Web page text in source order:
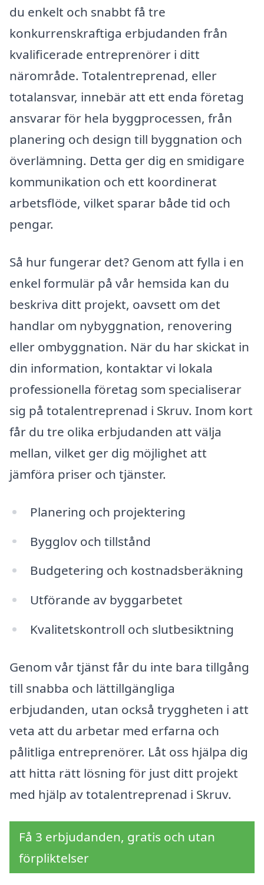
du enkelt och snabbt få tre
konkurrenskraftiga erbjudanden från
kvalificerade entreprenörer i ditt
närområde. Totalentreprenad, eller
totalansvar, innebär att ett enda företag
ansvarar för hela byggprocessen, från
planering och design till byggnation och
överlämning. Detta ger dig en smidigare
kommunikation och ett koordinerat
arbetsflöde, vilket sparar både tid och
pengar.
Så hur fungerar det? Genom att fylla i en
enkel formulär på vår hemsida kan du
beskriva ditt projekt, oavsett om det
handlar om nybyggnation, renovering
eller ombyggnation. När du har skickat in
din information, kontaktar vi lokala
professionella företag som specialiserar
sig på totalentreprenad i Skruv. Inom kort
får du tre olika erbjudanden att välja
mellan, vilket ger dig möjlighet att
jämföra priser och tjänster.
Planering och projektering
Bygglov och tillstånd
Budgetering och kostnadsberäkning
Utförande av byggarbetet
Kvalitetskontroll och slutbesiktning
Genom vår tjänst får du inte bara tillgång
till snabba och lättillgängliga
erbjudanden, utan också tryggheten i att
veta att du arbetar med erfarna och
pålitliga entreprenörer. Låt oss hjälpa dig
att hitta rätt lösning för just ditt projekt
med hjälp av totalentreprenad i Skruv.
Få 3 erbjudanden, gratis och utan
förpliktelser